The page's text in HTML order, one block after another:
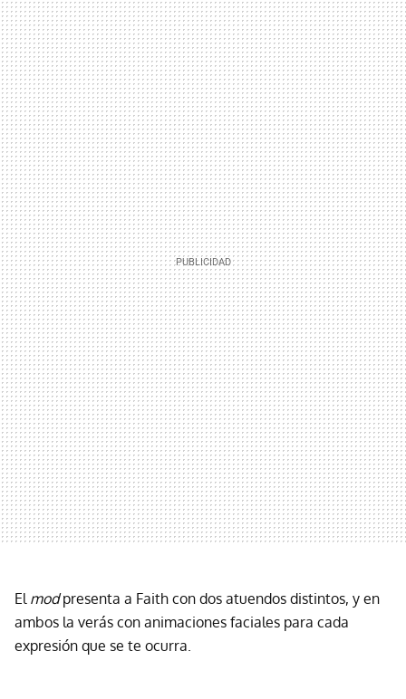
El modpresenta a Faith con dos atuendos distintos, y en
ambos la verás con animaciones faciales para cada
expresión que se te ocurra.